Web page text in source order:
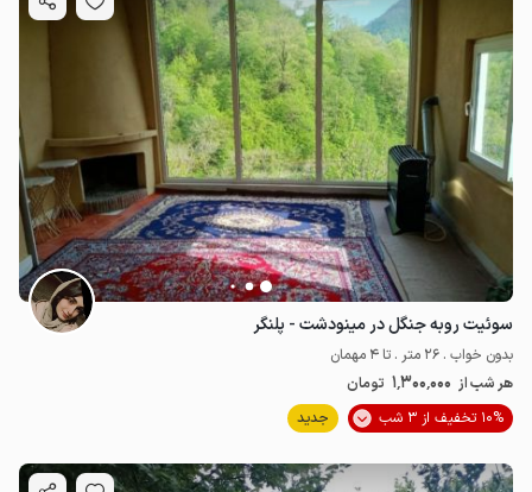
سوئیت روبه جنگل در مینودشت - پلنگر
بدون خواب . 26 متر . تا 4 مهمان
هر شب از 1٬300٬000 تومان
10% تخفیف از 3 شب
جدید